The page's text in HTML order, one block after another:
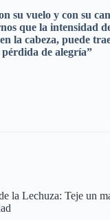
su vuelo y con su
que la intensidad
la cabeza, puede
de alegría”
la Lechuza: Teje un